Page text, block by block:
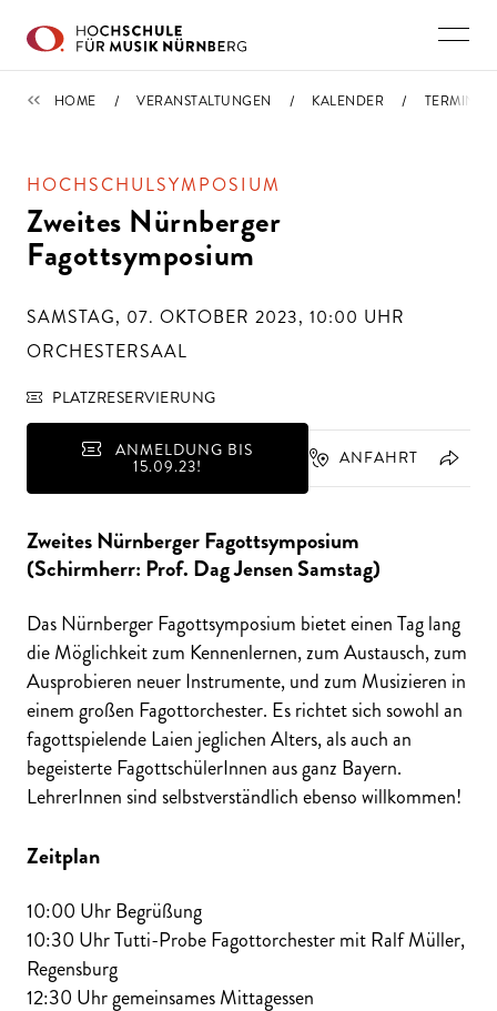
TERMINE
HOME VERANSTALTUNGEN KALENDER TERMIN
HOCHSCHULSYMPOSIUM
Zweites Nürnberger
Fagottsymposium
SAMSTAG, 07. OKTOBER 2023, 10:00 UHR
ORCHESTERSAAL
PLATZRESERVIERUNG
ANMELDUNG BIS
15.09.23! ANFAHRT
Zweites Nürnberger Fagottsymposium
(Schirmherr: Prof. Dag Jensen Samstag)
Das Nürnberger Fagottsymposium bietet einen Tag lang
die Möglichkeit zum Kennenlernen, zum Austausch, zum
Ausprobieren neuer Instrumente, und zum Musizieren in
einem großen Fagottorchester. Es richtet sich sowohl an
fagottspielende Laien jeglichen Alters, als auch an
begeisterte FagottschülerInnen aus ganz Bayern.
LehrerInnen sind selbstverständlich ebenso willkommen!
Zeitplan
10:00 Uhr Begrüßung
10:30 Uhr Tutti-Probe Fagottorchester mit Ralf Müller,
Regensburg
12:30 Uhr gemeinsames Mittagessen